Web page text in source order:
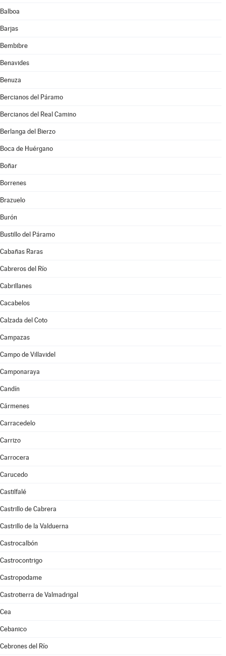
Balboa
Barjas
Bembibre
Benavides
Benuza
Bercianos del Páramo
Bercianos del Real Camino
Berlanga del Bierzo
Boca de Huérgano
Boñar
Borrenes
Brazuelo
Burón
Bustillo del Páramo
Cabañas Raras
Cabreros del Río
Cabrillanes
Cacabelos
Calzada del Coto
Campazas
Campo de Villavidel
Camponaraya
Candín
Cármenes
Carracedelo
Carrizo
Carrocera
Carucedo
Castilfalé
Castrillo de Cabrera
Castrillo de la Valduerna
Castrocalbón
Castrocontrigo
Castropodame
Castrotierra de Valmadrigal
Cea
Cebanico
Cebrones del Río